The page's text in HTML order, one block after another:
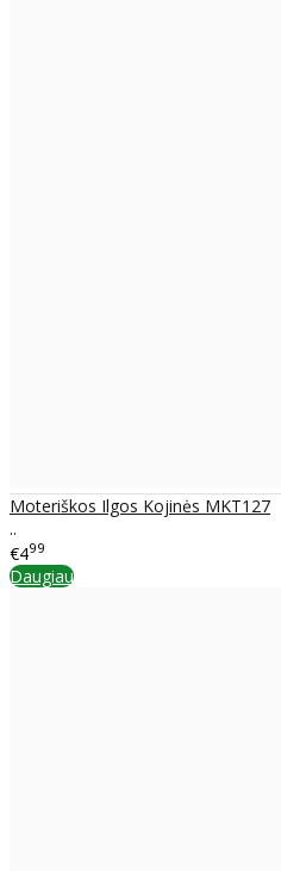
Moteriškos Ilgos Kojinės MKT127
..
€499
Daugiau